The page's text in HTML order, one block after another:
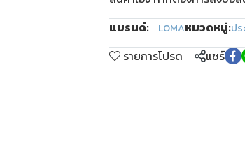
แบรนด์:
LOMAหมวดหมู่:ป
รายการโปรด แชร์